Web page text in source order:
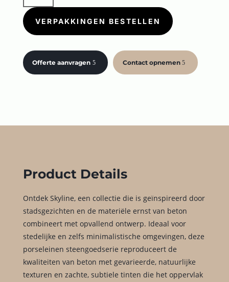
aantal
VERPAKKINGEN BESTELLEN
Offerte aanvragen Contact opnemen
Product Details
Ontdek Skyline, een collectie die is geïnspireerd door
stadsgezichten en de materiële ernst van beton
combineert met opvallend ontwerp. Ideaal voor
stedelijke en zelfs minimalistische omgevingen, deze
porseleinen steengoedserie reproduceert de
kwaliteiten van beton met gevarieerde, natuurlijke
texturen en zachte, subtiele tinten die het oppervlak